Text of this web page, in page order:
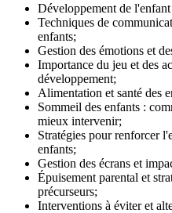
Développement de
Techniques de
enfants;
Gestion des émotions et
Importance du jeu et des
développement;
Alimentation et santé des
Sommeil des enfants :
mieux intervenir;
Stratégies pour renforcer
enfants;
Gestion des écrans et
Épuisement parental et
précurseurs;
Interventions à éviter et